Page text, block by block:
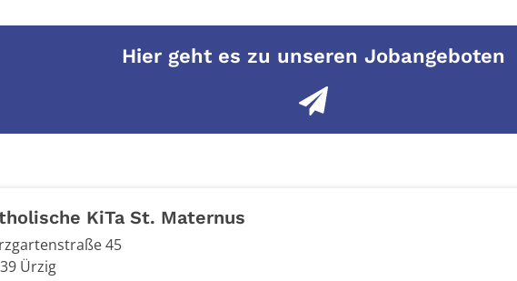
Hier geht es zu unseren Jobangeboten
KiTa St. Maternus
45
Ürzig